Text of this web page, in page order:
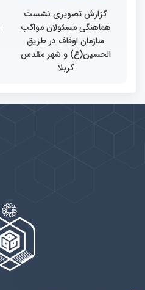
گزارش تصویری نشست
هماهنگی مسئولان مواکب
سازمان اوقاف در طریق
الحسین(ع) و شهر مقدس
کربلا